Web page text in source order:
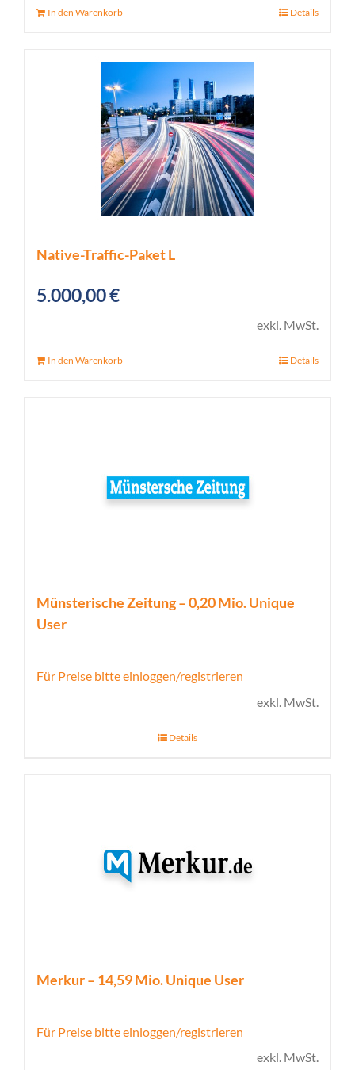
In den Warenkorb Details
Native-Traffic-Paket L
5.000,00€
exkl. MwSt.
In den Warenkorb Details
Münsterische Zeitung – 0,20 Mio. Unique
User
Für Preise bitte einloggen/registrieren
exkl. MwSt.
Details
Merkur – 14,59 Mio. Unique User
Für Preise bitte einloggen/registrieren
exkl. MwSt.